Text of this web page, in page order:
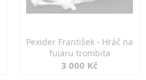
Pexider František - Hráč na
fujaru trombita
3 000 Kč